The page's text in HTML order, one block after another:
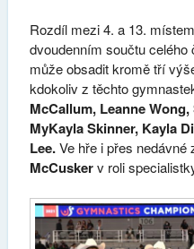
Rozdíl mezi 4. a 13.
dvoudenním součtu
může obsadit kromě tří
kdokoliv z těchto
McCallum, Leanne
MyKayla Skinner, Kayla
Lee.Ve hře i přes nedávné
McCuskerv roli